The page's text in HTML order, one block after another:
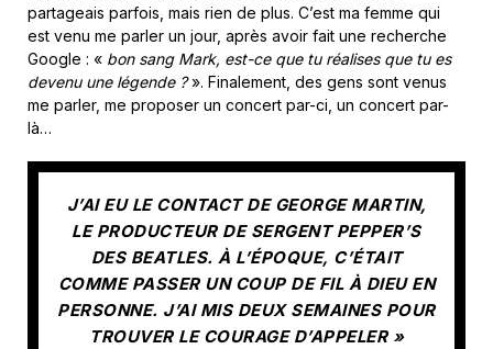
partageais parfois, mais rien de plus. C’est ma femme qui
est venu me parler un jour, après avoir fait une recherche
Google : « bon sang Mark, est-ce que tu réalises que tu es
devenu une légende ?». Finalement, des gens sont venus
me parler, me proposer un concert par-ci, un concert par-
là…
J’AI EU LE CONTACT DE GEORGE MARTIN,
LE PRODUCTEUR DE SERGENT PEPPER’S
DES BEATLES. À L’ÉPOQUE, C’ÉTAIT
COMME PASSER UN COUP DE FIL À DIEU EN
PERSONNE. J’AI MIS DEUX SEMAINES POUR
TROUVER LE COURAGE D’APPELER »